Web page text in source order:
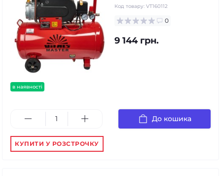
в наявності
Код товару: VT160112
0
9 144 грн.
До кошика
КУПИТИ У РОЗСТРОЧКУ